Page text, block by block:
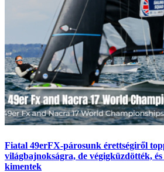
Fiatal 49erFX-párosunk érettségiről
világbajnokságra, de végigküzdötték,
kimentek